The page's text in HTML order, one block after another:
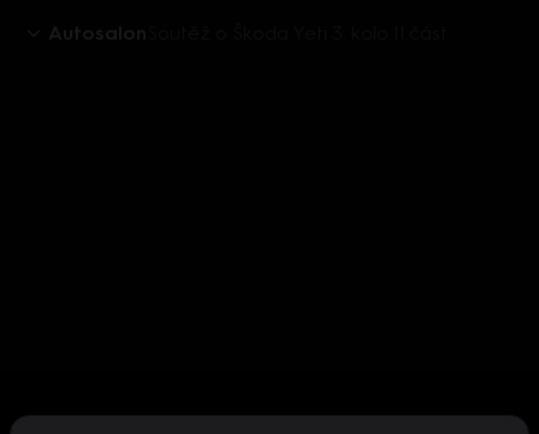
Autosalon